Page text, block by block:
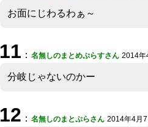
お面にじわるわぁ～
11 ： 名無しのまとめぷらすさん 2014年
分岐じゃないのかー
12 ： 名無しのまとぷらさん 2014年4月